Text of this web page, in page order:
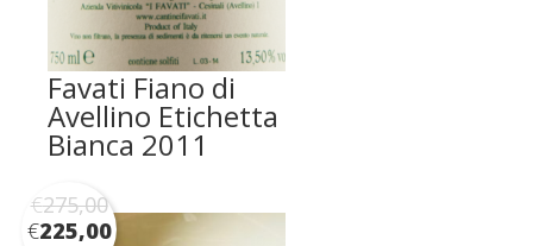
Favati Fiano di
Avellino Etichetta
Bianca 2011
€275,00
€225,00